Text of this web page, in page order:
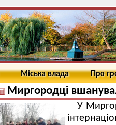
Міська влада Про
Миргородці
У